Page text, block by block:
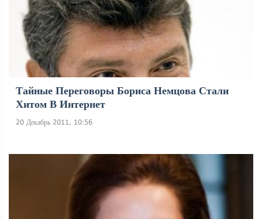
Тайные Переговоры Бориса Немцова Стали
Хитом В Интернет
20 Декабрь 2011, 10:56